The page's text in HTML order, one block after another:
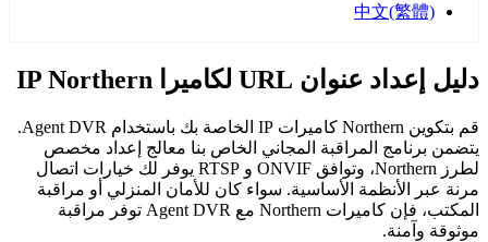
中文(繁體)
دليل إعداد عنوان URL لكاميرا IP Northern
قم بتكوين Northern كاميرات IP الخاصة بك باستخدام Agent DVR.
يتضمن برنامج المراقبة المجاني الخاص بنا معالج إعداد مخصص
لطرز Northern، وتوافق ONVIF و RTSP يوفر لك خيارات اتصال
مرنة عبر الأنظمة الأساسية. سواء كان للأمان المنزلي أو مراقبة
المكتب، فإن كاميرات Northern مع Agent DVR توفر مراقبة
موثوقة وآمنة.